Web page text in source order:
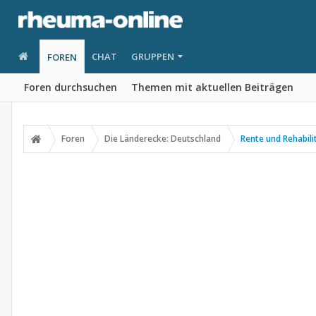
FOREN
Foren durchsuchen Themen mit aktuellen Beiträgen
CHAT GRUPPEN
Foren Die Länderecke: Deutschland Rente und